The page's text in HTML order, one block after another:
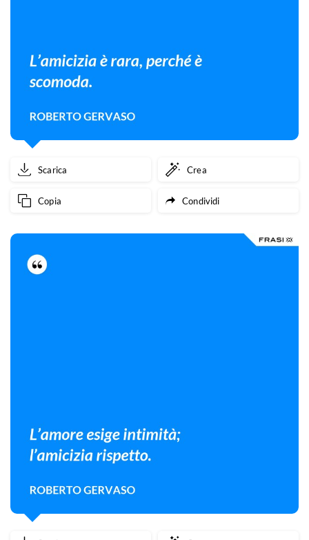
Scarica Crea
Copia Condividi